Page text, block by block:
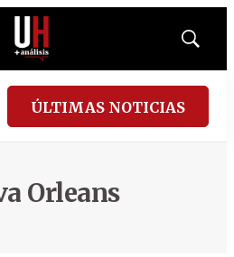
Mostrar
ÚLTIMAS NOTICIAS
Orleans